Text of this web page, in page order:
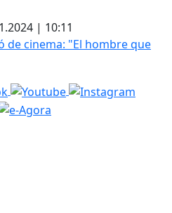
| 10:11
de cinema: "El hombre que